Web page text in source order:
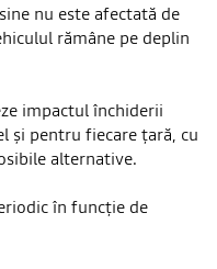
nu este afectată de
rămâne pe deplin
impactul închiderii
și pentru fiecare țară, cu
alternative.
în funcție de